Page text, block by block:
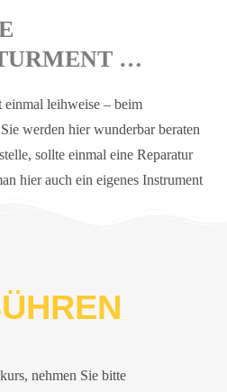
…
leihweise – beim
werden hier wunderbar beraten
sollte einmal eine Reparatur
hier auch ein eigenes Instrument
nehmen Sie bitte